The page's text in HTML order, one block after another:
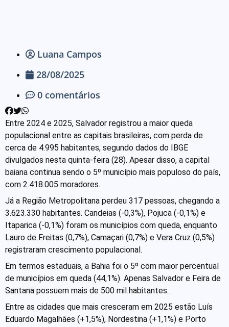
Luana Campos
28/08/2025
0 comentários
Entre 2024 e 2025, Salvador registrou a maior queda
populacional entre as capitais brasileiras, com perda de
cerca de 4.995 habitantes, segundo dados do IBGE
divulgados nesta quinta-feira (28). Apesar disso, a capital
baiana continua sendo o 5º município mais populoso do país,
com 2.418.005 moradores.
Já a Região Metropolitana perdeu 317 pessoas, chegando a
3.623.330 habitantes. Candeias (-0,3%), Pojuca (-0,1%) e
Itaparica (-0,1%) foram os municípios com queda, enquanto
Lauro de Freitas (0,7%), Camaçari (0,7%) e Vera Cruz (0,5%)
registraram crescimento populacional.
Em termos estaduais, a Bahia foi o 5º com maior percentual
de municípios em queda (44,1%). Apenas Salvador e Feira de
Santana possuem mais de 500 mil habitantes.
Entre as cidades que mais cresceram em 2025 estão Luís
Eduardo Magalhães (+1,5%), Nordestina (+1,1%) e Porto